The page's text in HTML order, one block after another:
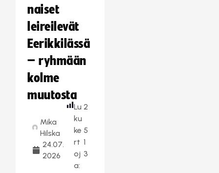
naiset
leireilevät
Eerikkilässä
– ryhmään
kolme
muutosta
Mika
Hilska
24.07.
2026
Lu
ku
ke
rt
oj
a:
2
5
1
3